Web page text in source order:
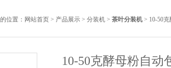
位置： 网站首页 > 产品展示 > 分装机 > 茶叶分装机 > 10-50
10-50克酵母粉自动